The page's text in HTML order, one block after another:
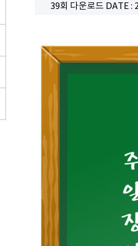
39회 다운로드 DATE :